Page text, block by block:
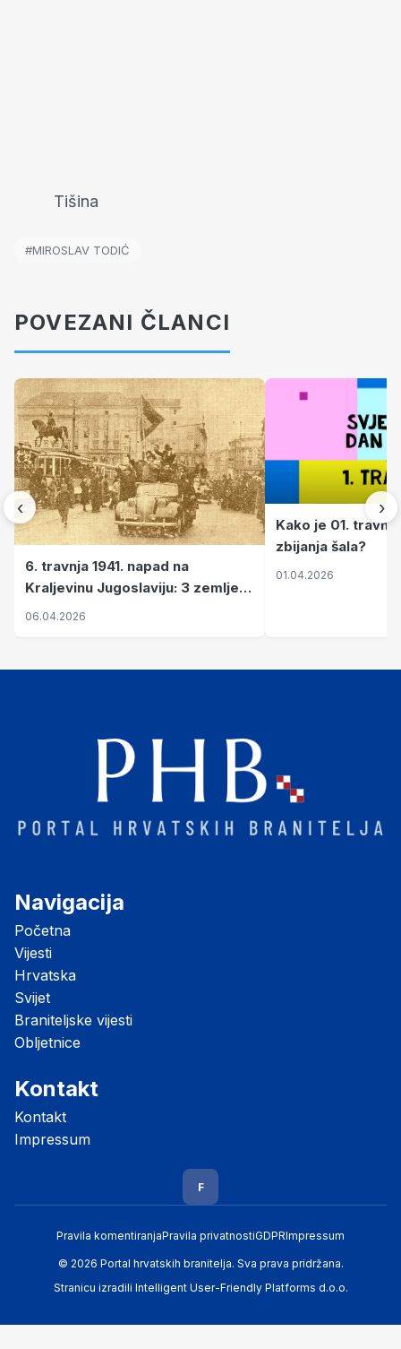
Tišina
#MIROSLAV TODIĆ
POVEZANI ČLANCI
‹
6. travnja 1941. napad na
Kraljevinu Jugoslaviju: 3 zemlje
nastale njenim raspadom
06.04.2026
Kako je 01.
zbijanja šala?
01.04.2026
›
Navigacija
Početna
Vijesti
Hrvatska
Svijet
Braniteljske vijesti
Obljetnice
Kontakt
Kontakt
Impressum
F
Pravila komentiranjaPravila privatnostiGDPRImpressum
© 2026 Portal hrvatskih branitelja. Sva prava pridržana.
Stranicu izradili Intelligent User-Friendly Platforms d.o.o.